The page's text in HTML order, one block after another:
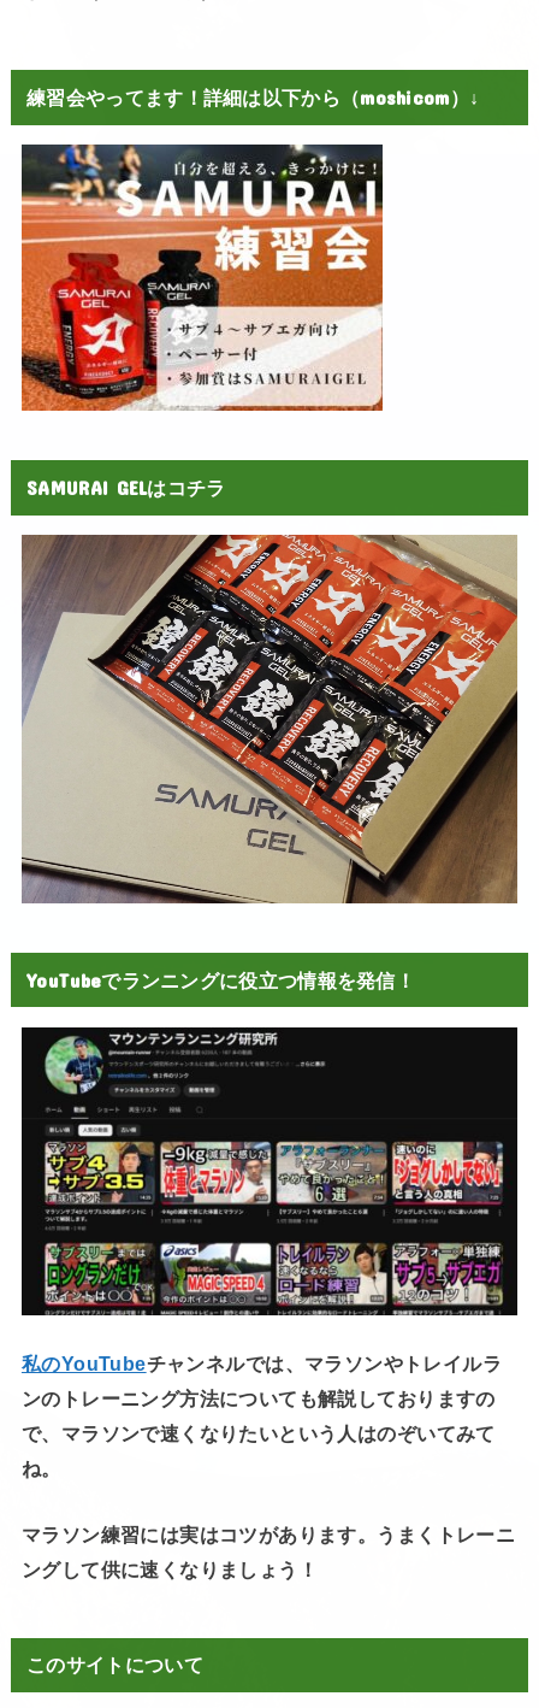
練習会やってます！詳細は以下から（moshicom）↓
SAMURAI GELはコチラ
YouTubeでランニングに役立つ情報を発信！
私のYouTubeチャンネルでは、マラソンやトレイルラ
ンのトレーニング方法についても解説しておりますの
で、マラソンで速くなりたいという人はのぞいてみて
ね。
マラソン練習には実はコツがあります。うまくトレーニ
ングして供に速くなりましょう！
このサイトについて